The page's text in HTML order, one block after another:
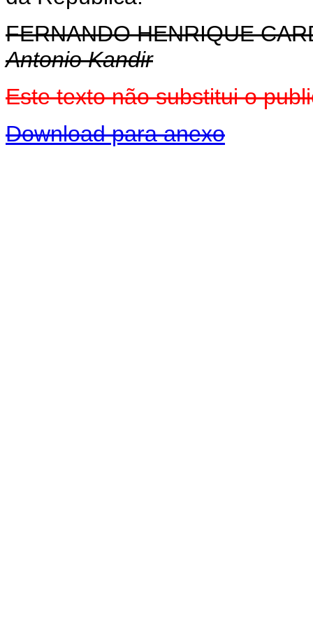
FERNANDO HENRIQUE
Antonio Kandir
Este texto não substitui o
Download para anexo